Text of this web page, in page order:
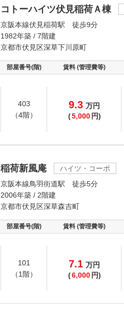
コトーハイツ伏見稲荷Ａ棟
京阪本線伏見稲荷駅 徒歩9分
1982年築 / 7階建
京都市伏見区深草下川原町
部屋番号(階) 賃料 (管理費等)
403
（4階）
9.3 万円
(5,000 円)
稲荷新風庵
ハイツ・コーポ
京阪本線鳥羽街道駅 徒歩5分
2006年築 / 2階建
京都市伏見区深草森吉町
部屋番号(階) 賃料 (管理費等)
101
（1階）
7.1 万円
(6,000 円)